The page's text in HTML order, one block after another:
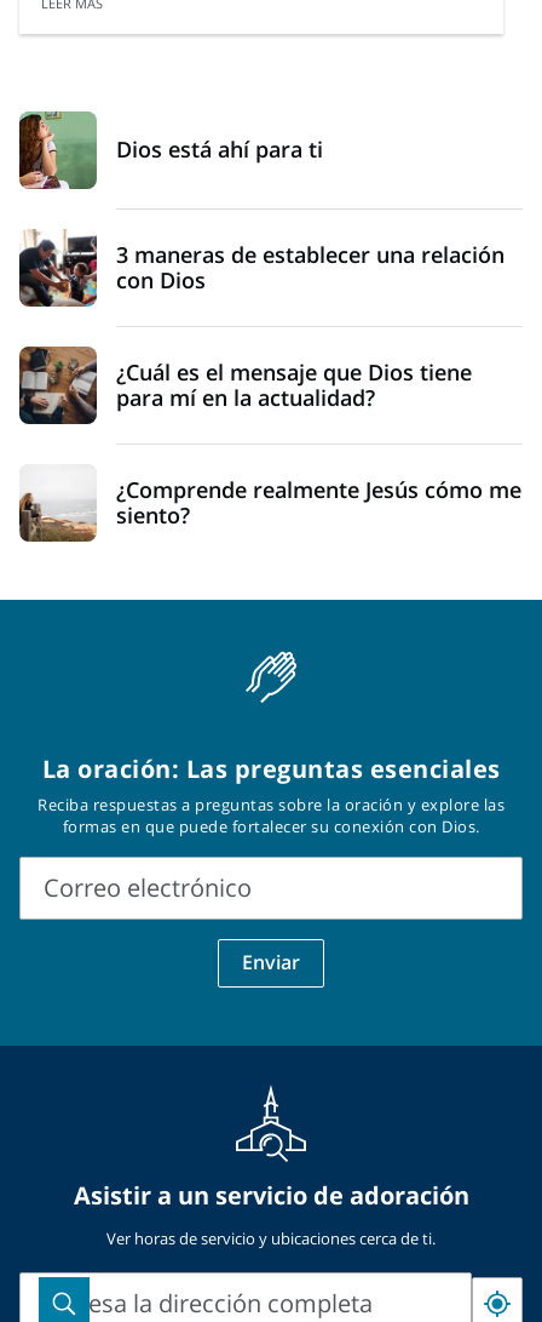
Dios está ahí para ti
3 maneras de establecer una relación
con Dios
¿Cuál es el mensaje que Dios tiene
para mí en la actualidad?
¿Comprende realmente Jesús cómo me
siento?
La oración: Las preguntas esenciales
Reciba respuestas a preguntas sobre la oración y explore las
formas en que puede fortalecer su conexión con Dios.
Correo electrónico
Enviar
Asistir a un servicio de adoración
Ver horas de servicio y ubicaciones cerca de ti.
Ingresa la dirección completa